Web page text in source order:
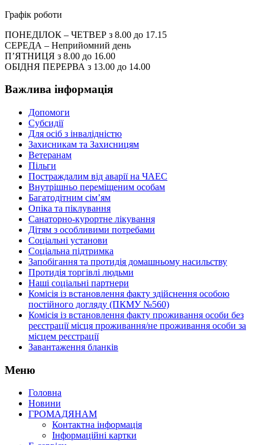
Графік роботи
ПОНЕДІЛОК – ЧЕТВЕР з 8.00 до 17.15
СЕРЕДА – Неприйомний день
П’ЯТНИЦЯ з 8.00 до 16.00
ОБІДНЯ ПЕРЕРВА з 13.00 до 14.00
Важлива інформація
Допомоги
Субсидії
Для осіб з інвалідністю
Захисникам та Захисницям
Ветеранам
Пільги
Постраждалим від аварії на ЧАЕС
Внутрішньо переміщеним особам
Багатодітним сім’ям
Опіка та піклування
Санаторно-курортне лікування
Дітям з особливими потребами
Соціальні установи
Соціальна підтримка
Запобігання та протидія домашньому насильству
Протидія торгівлі людьми
Наші соціальні партнери
Комісія із встановлення факту здійснення особою
постійного догляду (ПКМУ №560)
Комісія із встановлення факту проживання особи без
реєстрації місця проживання/не проживання особи за
місцем реєстрації
Завантаження бланків
Меню
Головна
Новини
ГРОМАДЯНАМ
Контактна інформація
Інформаційні картки